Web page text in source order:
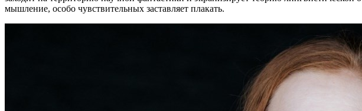
мышление, особо чувствительных заставляет плакать.